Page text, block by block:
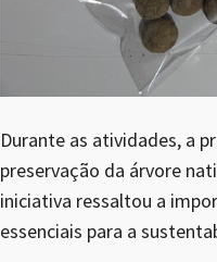
Durante as atividades, a
preservação da árvore
iniciativa ressaltou a
essenciais para a